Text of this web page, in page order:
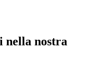
nella nostra